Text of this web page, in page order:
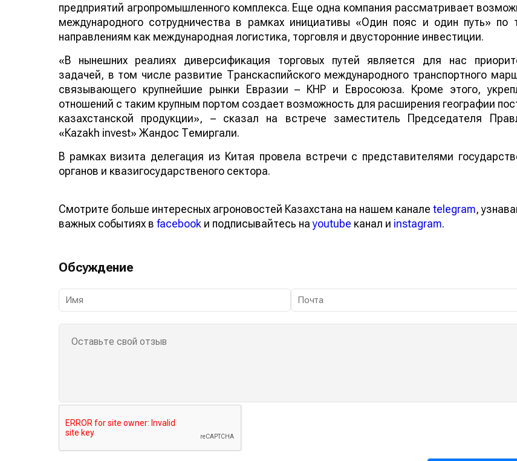
предприятий агропромышленного комплекса. Еще одна компания рассматривает
международного сотрудничества в рамках инициативы «Один пояс и один путь» по
направлениям как международная логистика, торговля и двусторонние инвестиции.
«В нынешних реалиях диверсификация торговых путей является для нас
задачей, в том числе развитие Транскаспийского международного транспортного
связывающего крупнейшие рынки Евразии – КНР и Евросоюза. Кроме этого,
отношений с таким крупным портом создает возможность для расширения географии
казахстанской продукции», – сказал на встрече заместитель Председателя
«Кazakh invest» Жандос Темиргали.
В рамках визита делегация из Китая провела встречи с представителями
органов и квазигосударственого сектора.
Смотрите больше интересных агроновостей Казахстана на нашем канале telegram,
важных событиях в facebook и подписывайтесь наyoutube канал и instagram.
Обсуждение